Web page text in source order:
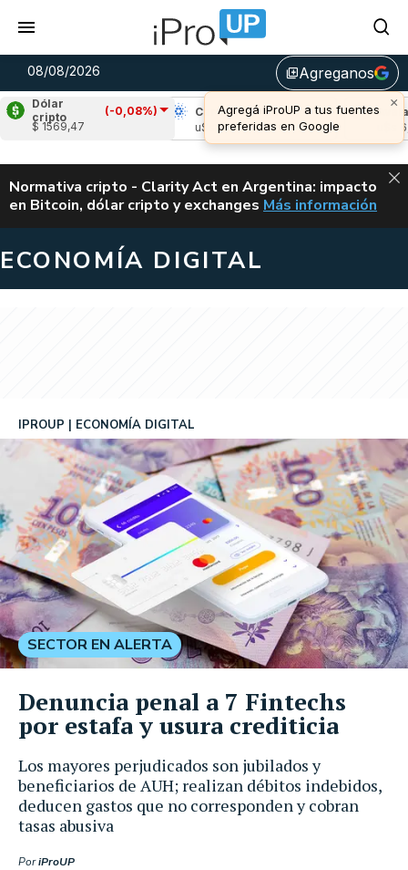
08/08/2026 library_addAgreganos
×
Agregá iProUP a tus fuentes
preferidas en Google
Dólar
cripto
(-0,08%)
$ 1569,47
(0,73%)
1,03
Cardano (-1,61%)
u$s 0,20
u$s 6,54
ALERTA
Normativa cripto - Clarity Act en Argentina: impacto
en Bitcoin, dólar cripto y exchanges CLARITY ACT EN
Más información
ECONOMÍA DIGITAL
Los mayores perjudicados son jubilados y
beneficiarios de AUH; realizan débitos indebidos,
deducen gastos que no corresponden y cobran
tasas abusiva
IPROUP ECONOMÍA DIGITAL
PoriProUP
SECTOR EN ALERTA
Denuncia penal a 7 Fintechs
por estafa y usura crediticia